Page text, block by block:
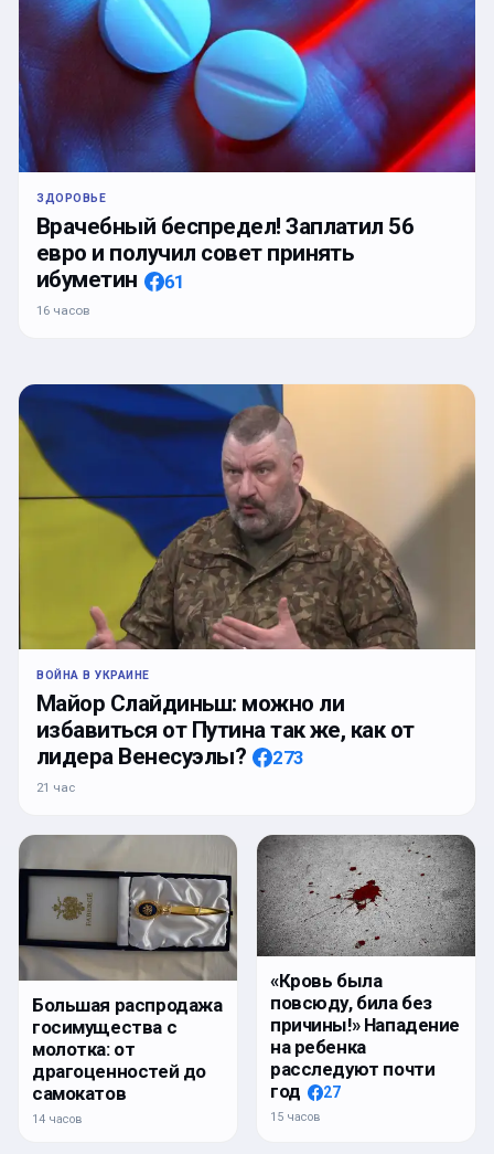
ЗДОРОВЬЕ
Врачебный беспредел! Заплатил 56
евро и получил совет принять
ибуметин
61
16 часов
ВОЙНА В УКРАИНЕ
Майор Слайдиньш: можно ли
избавиться от Путина так же, как от
лидера Венесуэлы?
273
21 час
Большая распродажа
госимущества с
молотка: от
драгоценностей до
самокатов
14 часов
«Кровь была
повсюду, била без
причины!» Нападение
на ребенка
расследуют почти
год
27
15 часов